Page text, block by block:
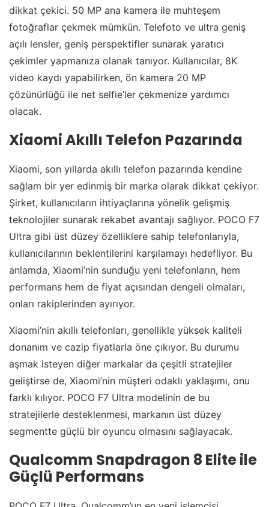
dikkat çekici. 50 MP ana kamera ile muhteşem
fotoğraflar çekmek mümkün. Telefoto ve ultra geniş
açılı lensler, geniş perspektifler sunarak yaratıcı
çekimler yapmanıza olanak tanıyor. Kullanıcılar, 8K
video kaydı yapabilirken, ön kamera 20 MP
çözünürlüğü ile net selfie’ler çekmenize yardımcı
olacak.
Xiaomi Akıllı Telefon Pazarında
Xiaomi, son yıllarda akıllı telefon pazarında kendine
sağlam bir yer edinmiş bir marka olarak dikkat çekiyor.
Şirket, kullanıcıların ihtiyaçlarına yönelik gelişmiş
teknolojiler sunarak rekabet avantajı sağlıyor. POCO F7
Ultra gibi üst düzey özelliklere sahip telefonlarıyla,
kullanıcılarının beklentilerini karşılamayı hedefliyor. Bu
anlamda, Xiaomi’nin sunduğu yeni telefonların, hem
performans hem de fiyat açısından dengeli olmaları,
onları rakiplerinden ayırıyor.
Xiaomi’nin akıllı telefonları, genellikle yüksek kaliteli
donanım ve cazip fiyatlarla öne çıkıyor. Bu durumu
aşmak isteyen diğer markalar da çeşitli stratejiler
geliştirse de, Xiaomi’nin müşteri odaklı yaklaşımı, onu
farklı kılıyor. POCO F7 Ultra modelinin de bu
stratejilerle desteklenmesi, markanın üst düzey
segmentte güçlü bir oyuncu olmasını sağlayacak.
Qualcomm Snapdragon 8 Elite ile
Güçlü Performans